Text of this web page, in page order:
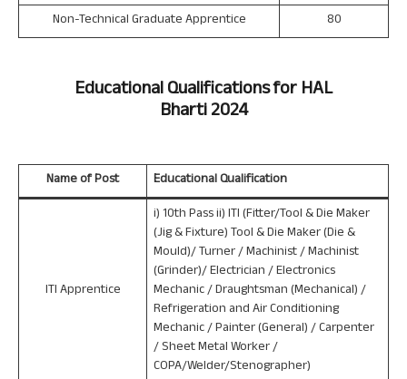
Non-Technical Graduate Apprentice
80
Educational Qualifications for HAL
Bharti 2024
Name of Post Educational Qualification
ITI Apprentice
i) 10th Pass ii) ITI (Fitter/Tool & Die Maker
(Jig & Fixture) Tool & Die Maker (Die &
Mould)/ Turner / Machinist / Machinist
(Grinder)/ Electrician / Electronics
Mechanic / Draughtsman (Mechanical) /
Refrigeration and Air Conditioning
Mechanic / Painter (General) / Carpenter
/ Sheet Metal Worker /
COPA/Welder/Stenographer)